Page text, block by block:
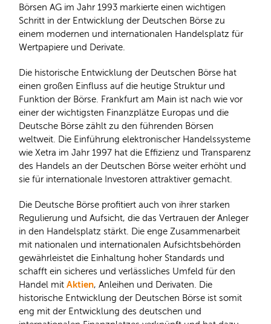
Börsen AG im Jahr 1993 markierte einen wichtigen
Schritt in der Entwicklung der Deutschen Börse zu
einem modernen und internationalen Handelsplatz für
Wertpapiere und Derivate.
Die historische Entwicklung der Deutschen Börse hat
einen großen Einfluss auf die heutige Struktur und
Funktion der Börse. Frankfurt am Main ist nach wie vor
einer der wichtigsten Finanzplätze Europas und die
Deutsche Börse zählt zu den führenden Börsen
weltweit. Die Einführung elektronischer Handelssysteme
wie Xetra im Jahr 1997 hat die Effizienz und Transparenz
des Handels an der Deutschen Börse weiter erhöht und
sie für internationale Investoren attraktiver gemacht.
Die Deutsche Börse profitiert auch von ihrer starken
Regulierung und Aufsicht, die das Vertrauen der Anleger
in den Handelsplatz stärkt. Die enge Zusammenarbeit
mit nationalen und internationalen Aufsichtsbehörden
gewährleistet die Einhaltung hoher Standards und
schafft ein sicheres und verlässliches Umfeld für den
Handel mit Aktien, Anleihen und Derivaten. Die
historische Entwicklung der Deutschen Börse ist somit
eng mit der Entwicklung des deutschen und